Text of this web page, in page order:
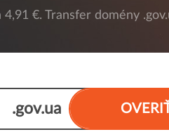
€. Transfer domény
.gov.ua